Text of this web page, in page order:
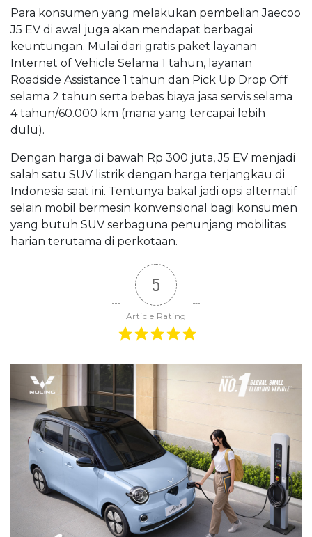
Para konsumen yang melakukan pembelian Jaecoo
J5 EV di awal juga akan mendapat berbagai
keuntungan. Mulai dari gratis paket layanan
Internet of Vehicle Selama 1 tahun, layanan
Roadside Assistance 1 tahun dan Pick Up Drop Off
selama 2 tahun serta bebas biaya jasa servis selama
4 tahun/60.000 km (mana yang tercapai lebih
dulu).
Dengan harga di bawah Rp 300 juta, J5 EV menjadi
salah satu SUV listrik dengan harga terjangkau di
Indonesia saat ini. Tentunya bakal jadi opsi alternatif
selain mobil bermesin konvensional bagi konsumen
yang butuh SUV serbaguna penunjang mobilitas
harian terutama di perkotaan.
5
Article Rating